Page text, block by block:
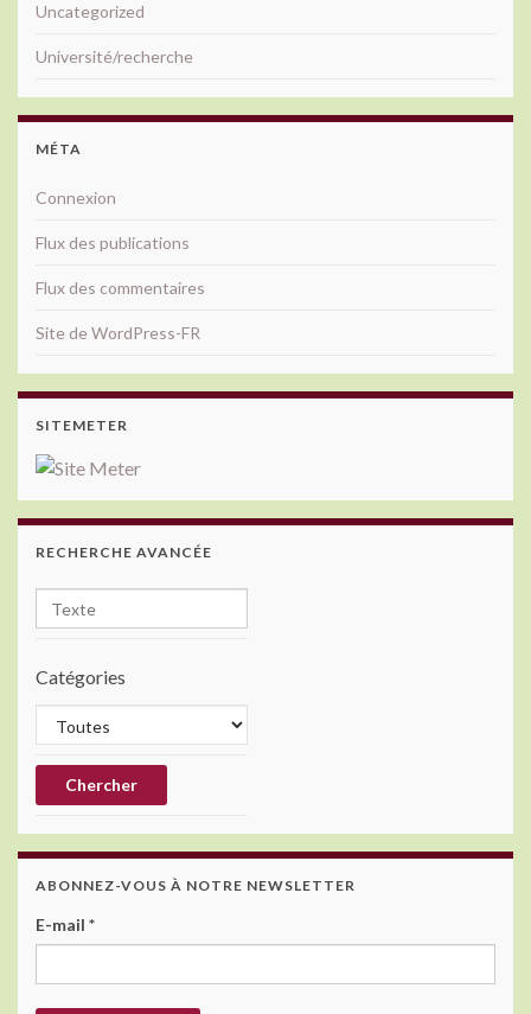
Uncategorized
Université/recherche
MÉTA
Connexion
Flux des publications
Flux des commentaires
Site de WordPress-FR
SITEMETER
RECHERCHE AVANCÉE
Catégories
ABONNEZ-VOUS À NOTRE NEWSLETTER
E-mail *